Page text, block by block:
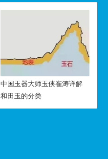
中国玉器大师玉侠崔涛详解
和田玉的分类